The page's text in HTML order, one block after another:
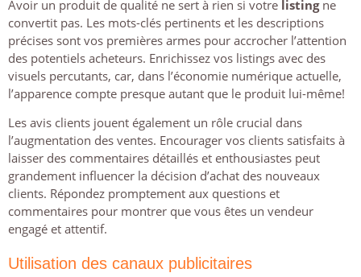
Avoir un produit de qualité ne sert à rien si votre listingne
convertit pas. Les mots-clés pertinents et les descriptions
précises sont vos premières armes pour accrocher l’attention
des potentiels acheteurs. Enrichissez vos listings avec des
visuels percutants, car, dans l’économie numérique actuelle,
l’apparence compte presque autant que le produit lui-même!
Les avis clients jouent également un rôle crucial dans
l’augmentation des ventes. Encourager vos clients satisfaits à
laisser des commentaires détaillés et enthousiastes peut
grandement influencer la décision d’achat des nouveaux
clients. Répondez promptement aux questions et
commentaires pour montrer que vous êtes un vendeur
engagé et attentif.
Utilisation des canaux publicitaires